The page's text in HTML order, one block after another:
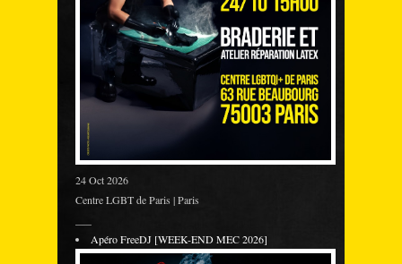
24 Oct 2026
Centre LGBT de Paris | Paris
Apéro FreeDJ [WEEK-END MEC 2026]